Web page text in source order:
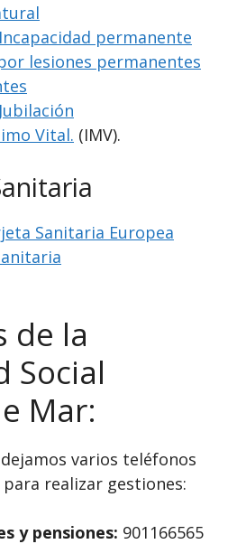
permanente
lesiones permanentes
Vital. (IMV).
Sanitaria Europea
de la
Social
Mar:
varios teléfonos
para realizar gestiones:
y pensiones: 901166565